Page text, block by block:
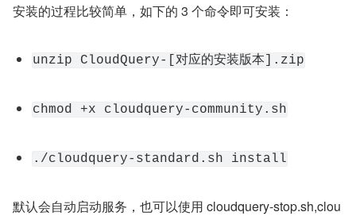
安装的过程比较简单，如下的 3 个命令即可安装：
unzip CloudQuery-[对应的安装版本].zip
chmod +x cloudquery-community.sh
./cloudquery-standard.sh install
默认会自动启动服务，也可以使用 cloudquery-stop.sh,clou